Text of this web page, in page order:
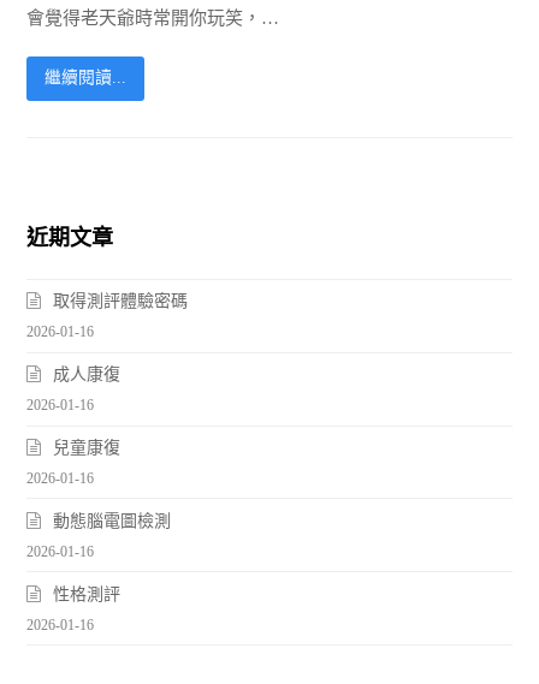
會覺得老天爺時常開你玩笑，…
繼續閱讀...
近期文章
取得測評體驗密碼
2026-01-16
成人康復
2026-01-16
兒童康復
2026-01-16
動態腦電圖檢測
2026-01-16
性格測評
2026-01-16